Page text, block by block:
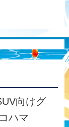
向けグ
ハマ